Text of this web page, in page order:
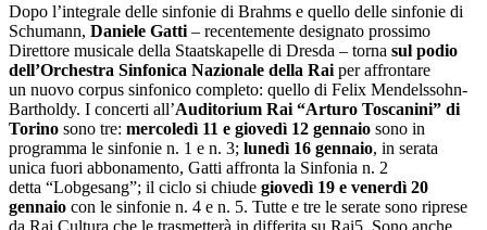
Dopo l’integrale delle sinfonie di Brahms e quello delle sinfonie di
Schumann, Daniele Gatti – recentemente designato prossimo
Direttore musicale della Staatskapelle di Dresda – torna sul podio
dell’Orchestra Sinfonica Nazionale della Rai per affrontare
un nuovo corpus sinfonico completo: quello di Felix Mendelssohn-
Bartholdy. I concerti all’Auditorium Rai “Arturo Toscanini” di
Torino sono tre: mercoledì 11 e giovedì 12 gennaio sono in
programma le sinfonie n. 1 e n. 3; lunedì 16 gennaio, in serata
unica fuori abbonamento, Gatti affronta la Sinfonia n. 2
detta “Lobgesang”; il ciclo si chiude giovedì 19 e venerdì 20
gennaio con le sinfonie n. 4 e n. 5. Tutte e tre le serate sono riprese
da Rai Cultura che le trasmetterà in differita su Rai5. Sono anche